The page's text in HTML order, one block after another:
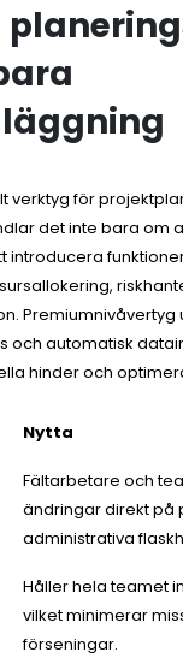
verktyg för
det inte bara om
introducera
och automatisk
hinder och
Nytta
Fältarbetare och
ändringar direkt på
administrativa
Håller hela teamet
vilket minimerar
förseningar.